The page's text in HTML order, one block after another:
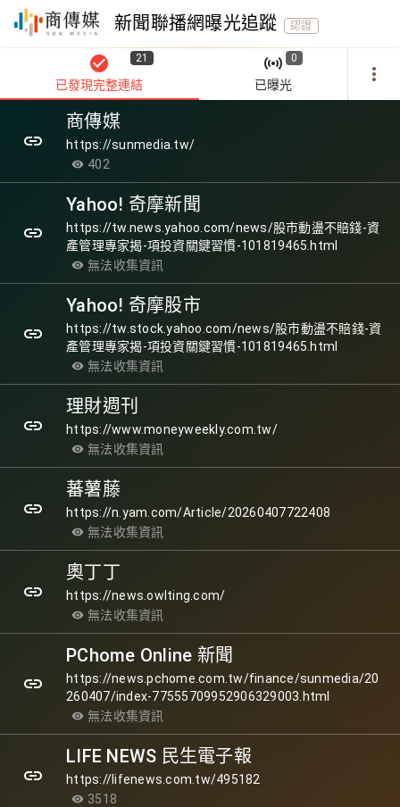
新聞聯播網曝光追蹤 認證
check_circle
已發現完整連結
21 sensors
已曝光
0
more_vert
link
商傳媒
https://sunmedia.tw/
visibility 402
link
Yahoo! 奇摩新聞
https://tw.news.yahoo.com/news/股市動盪不賠錢-資
產管理專家揭-項投資關鍵習慣-101819465.html
visibility 無法收集資訊
link
Yahoo! 奇摩股市
https://tw.stock.yahoo.com/news/股市動盪不賠錢-資
產管理專家揭-項投資關鍵習慣-101819465.html
visibility 無法收集資訊
link
理財週刊
https://www.moneyweekly.com.tw/
visibility 無法收集資訊
link
蕃薯藤
https://n.yam.com/Article/20260407722408
visibility 無法收集資訊
link
奧丁丁
https://news.owlting.com/
visibility 無法收集資訊
link
PChome Online 新聞
https://news.pchome.com.tw/finance/sunmedia/20
260407/index-77555709952906329003.html
visibility 無法收集資訊
link
LIFE NEWS 民生電子報
https://lifenews.com.tw/495182
visibility 3518